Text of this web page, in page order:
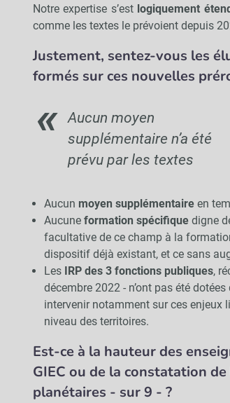
Notre expertise s’est logiquement
comme les textes le prévoient depuis
Justement, sentez-vous les
formés sur ces nouvelles
Aucun moyen
supplémentaire n’a été
prévu par les textes
Aucun moyen supplémentaireen
Aucune formation spécifiquedigne
facultative de ce champ à la
dispositif déjà existant, et ce sans
Les IRP des 3 fonctions publiques,
décembre 2022 - n’ont pas été
intervenir notamment sur ces enjeux
niveau des territoires.
Est-ce à la hauteur des
GIEC ou de la constatation
planétaires - sur 9 - ?